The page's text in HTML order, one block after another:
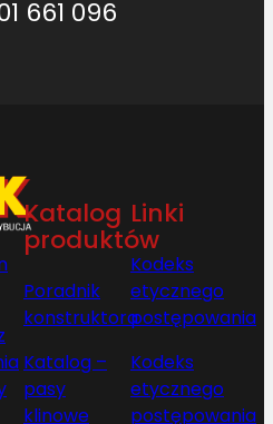
661 096
Katalog
produktów
Poradnik
konstruktora
Katalog –
pasy
klinowe
Linki
Kodeks
etycznego
postępowania
Kodeks
etycznego
postępowania